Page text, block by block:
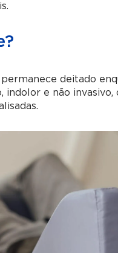
deitado
indolor e não